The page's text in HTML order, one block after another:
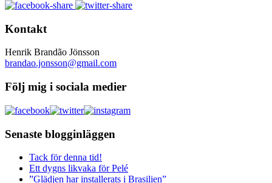
Kontakt
Henrik Brandão Jönsson
brandao.jonsson@gmail.com
Följ mig i sociala medier
Senaste blogginläggen
Tack för denna tid!
Ett dygns likvaka för Pelé
”Glädjen har installerats i Brasilien”